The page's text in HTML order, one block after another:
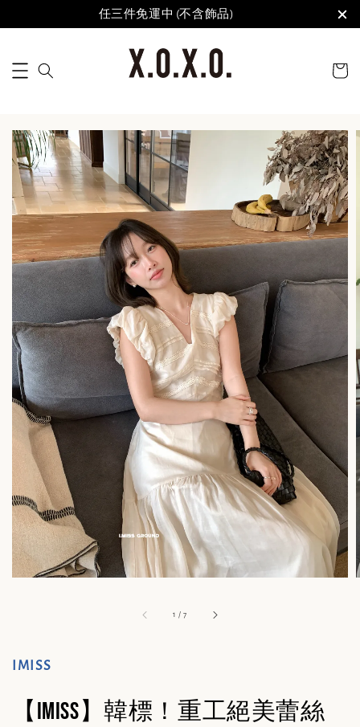
任三件免運中 (不含飾品)
1 /7
IMISS
【IMISS】韓標！重工絕美蕾絲